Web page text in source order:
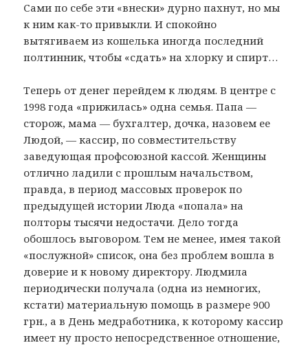
Сами по себе эти «внески» дурно пахнут, но мы
к ним как-то привыкли. И спокойно
вытягиваем из кошелька иногда последний
полтинник, чтобы «сдать» на хлорку и спирт…
Теперь от денег перейдем к людям. В центре с
1998 года «прижилась» одна семья. Папа —
сторож, мама — бухгалтер, дочка, назовем ее
Людой, — кассир, по совместительству
заведующая профсоюзной кассой. Женщины
отлично ладили с прошлым начальством,
правда, в период массовых проверок по
предыдущей истории Люда «попала» на
полторы тысячи недостачи. Дело тогда
обошлось выговором. Тем не менее, имея такой
«послужной» список, она без проблем вошла в
доверие и к новому директору. Людмила
периодически получала (одна из немногих,
кстати) материальную помощь в размере 900
грн., а в День медработника, к которому кассир
имеет ну просто непосредственное отношение,